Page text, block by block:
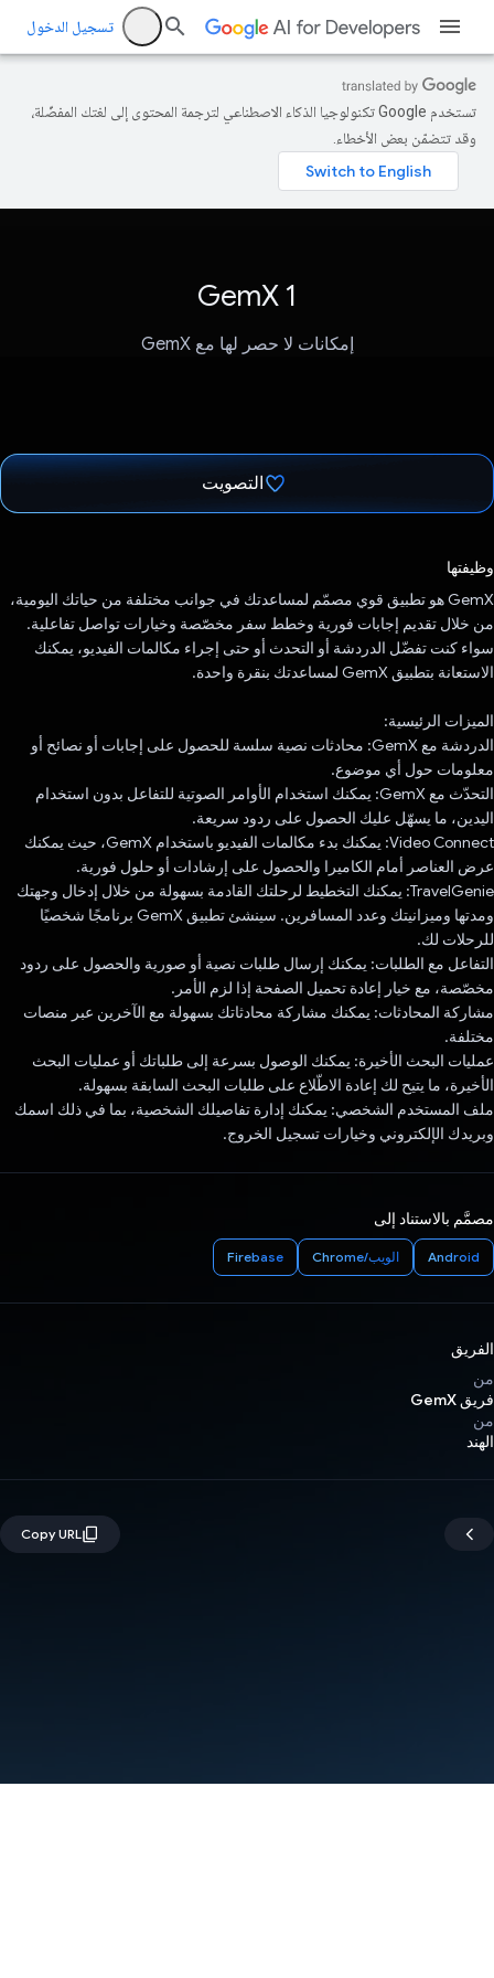
تسجيل الدخول
تستخدم Google تكنولوجيا الذكاء الاصطناعي لترجمة المحتوى إلى لغتك المفضّلة،
وقد تتضمّن بعض الأخطاء.
GemX 1
إمكانات لا حصر لها مع GemX
التصويت
وظيفتها
‫GemX هو تطبيق قوي مصمّم لمساعدتك في جوانب مختلفة من حياتك اليومية،
من خلال تقديم إجابات فورية وخطط سفر مخصّصة وخيارات تواصل تفاعلية.
سواء كنت تفضّل الدردشة أو التحدث أو حتى إجراء مكالمات الفيديو، يمكنك
الاستعانة بتطبيق GemX لمساعدتك بنقرة واحدة.
الميزات الرئيسية:
الدردشة مع GemX: محادثات نصية سلسة للحصول على إجابات أو نصائح أو
معلومات حول أي موضوع.
التحدّث مع GemX: يمكنك استخدام الأوامر الصوتية للتفاعل بدون استخدام
اليدين، ما يسهّل عليك الحصول على ردود سريعة.
Video Connect: يمكنك بدء مكالمات الفيديو باستخدام GemX، حيث يمكنك
عرض العناصر أمام الكاميرا والحصول على إرشادات أو حلول فورية.
TravelGenie: يمكنك التخطيط لرحلتك القادمة بسهولة من خلال إدخال وجهتك
ومدتها وميزانيتك وعدد المسافرين. سينشئ تطبيق GemX برنامجًا شخصيًا
للرحلات لك.
التفاعل مع الطلبات: يمكنك إرسال طلبات نصية أو صورية والحصول على ردود
مخصّصة، مع خيار إعادة تحميل الصفحة إذا لزم الأمر.
مشاركة المحادثات: يمكنك مشاركة محادثاتك بسهولة مع الآخرين عبر منصات
مختلفة.
عمليات البحث الأخيرة: يمكنك الوصول بسرعة إلى طلباتك أو عمليات البحث
الأخيرة، ما يتيح لك إعادة الاطّلاع على طلبات البحث السابقة بسهولة.
ملف المستخدم الشخصي: يمكنك إدارة تفاصيلك الشخصية، بما في ذلك اسمك
وبريدك الإلكتروني وخيارات تسجيل الخروج.
مصمَّم بالاستناد إلى
Android الويب/Chrome Firebase
الفريق
من
فريق GemX
من
الهند